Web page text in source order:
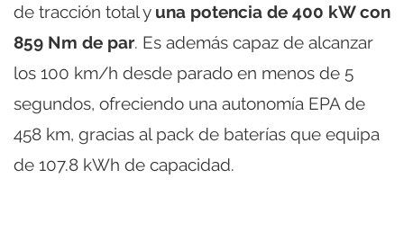
de tracción total y una potencia de 400 kW con
859 Nm de par. Es además capaz de alcanzar
los 100 km/h desde parado en menos de 5
segundos, ofreciendo una autonomía EPA de
458 km, gracias al pack de baterías que equipa
de 107.8 kWh de capacidad.